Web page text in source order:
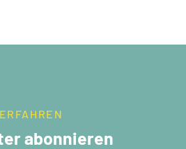
abonnieren